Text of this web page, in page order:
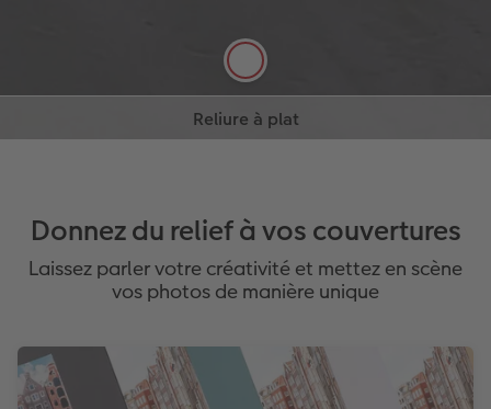
Ouverture à 180° sur chaque page
Aucun pli au niveau de la reliure, pour
profiter pleinement de vos photos
Idéal pour les photo panoramiques.
Donnez du relief à vos couvertures
Laissez parler votre créativité et mettez en scène
vos photos de manière unique